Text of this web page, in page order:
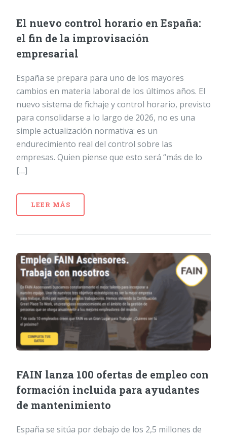
El nuevo control horario en España:
el fin de la improvisación
empresarial
España se prepara para uno de los mayores
cambios en materia laboral de los últimos años. El
nuevo sistema de fichaje y control horario, previsto
para consolidarse a lo largo de 2026, no es una
simple actualización normativa: es un
endurecimiento real del control sobre las
empresas. Quien piense que esto será “más de lo
[…]
LEER MÁS
FAIN lanza 100 ofertas de empleo con
formación incluida para ayudantes
de mantenimiento
España se sitúa por debajo de los 2,5 millones de